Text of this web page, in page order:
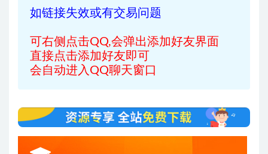
如链接失效或有交易问题
可右侧点击QQ,会弹出添加好友界面
直接点击添加好友即可
会自动进入QQ聊天窗口